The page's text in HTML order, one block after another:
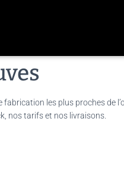
les plus proches de
nos tarifs et nos livraisons.